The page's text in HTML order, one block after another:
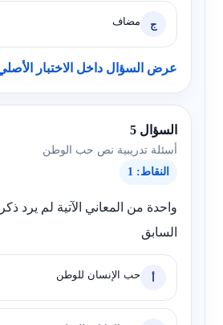
ج مضاف
عرض السؤال داخل الاختبار
السؤال 5
أسئلة تدريبية نص حب الوطن
النقاط: 1
واحدة من المعاني الآتية لم يرد
السابق
أ حب الإنسان للوطن